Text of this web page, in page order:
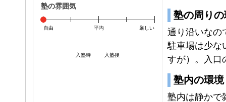
入塾時 入塾後
塾の雰囲気
自由 平均 厳しい
塾の周り
通り沿いなの
駐車場は少な
すが）。入口
塾内の環境
塾内は静かで